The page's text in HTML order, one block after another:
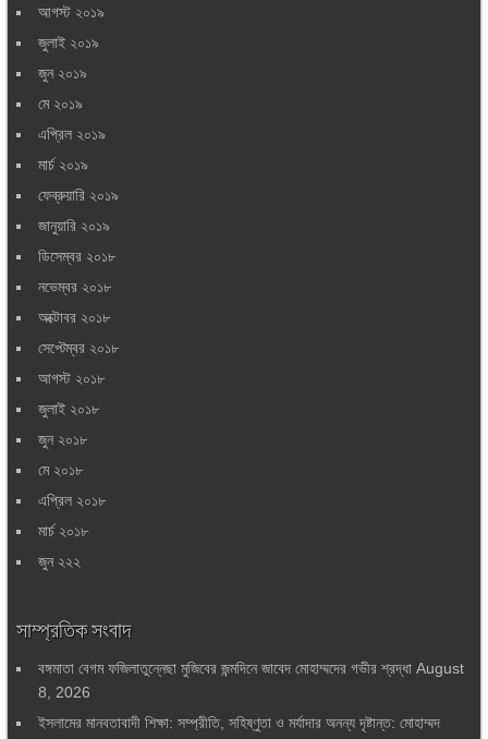
আগস্ট ২০১৯
জুলাই ২০১৯
জুন ২০১৯
মে ২০১৯
এপ্রিল ২০১৯
মার্চ ২০১৯
ফেব্রুয়ারি ২০১৯
জানুয়ারি ২০১৯
ডিসেম্বর ২০১৮
নভেম্বর ২০১৮
অক্টোবর ২০১৮
সেপ্টেম্বর ২০১৮
আগস্ট ২০১৮
জুলাই ২০১৮
জুন ২০১৮
মে ২০১৮
এপ্রিল ২০১৮
মার্চ ২০১৮
জুন ২২২
সাম্প্রতিক সংবাদ
বঙ্গমাতা বেগম ফজিলাতুন্নেছা মুজিবের জন্মদিনে জাবেদ মোহাম্মদের গভীর শ্রদ্ধা August
8, 2026
ইসলামের মানবতাবাদী শিক্ষা: সম্প্রীতি, সহিষ্ণুতা ও মর্যাদার অনন্য দৃষ্টান্ত: মোহাম্মদ